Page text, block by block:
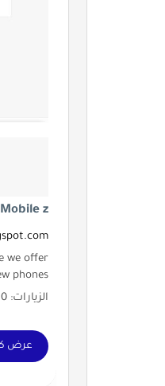
Mobile z
we offer
phones
الزيارات: 9850 | التقييم: 0 | المقيّمين: 0 | الدولة:
عرض